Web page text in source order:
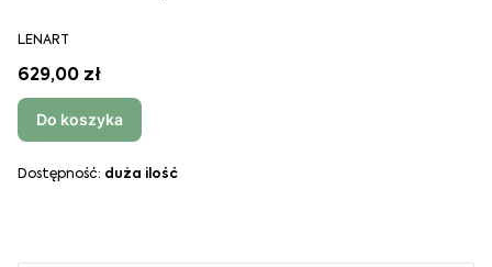
LENART
629,00 zł
Do koszyka
Dostępność: duża ilość